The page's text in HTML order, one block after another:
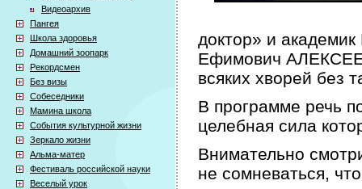
Видеоархив
Пангея
Школа здоровья
Домашний зоопарк
Рекордсмен
Без визы
Собеседники
Мамина школа
События культурной жизни
Зеркало жизни
Альма-матер
Фестиваль российской науки
Веселый урок
доктор» и
Ефимович
всяких хворей без
В программе речь
целебная сила
Внимательно
не сомневаться,